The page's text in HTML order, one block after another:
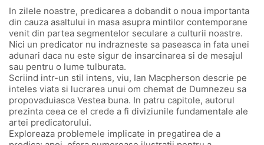
In zilele noastre, predicarea a dobandit o noua importanta
din cauza asaltului in masa asupra mintilor contemporane
venit din partea segmentelor seculare a culturii noastre.
Nici un predicator nu indrazneste sa paseasca in fata unei
adunari daca nu este sigur de insarcinarea si de mesajul
sau pentru o lume tulburata.
Scriind intr-un stil intens, viu, Ian Macpherson descrie pe
inteles viata si lucrarea unui om chemat de Dumnezeu sa
propovaduiasca Vestea buna. In patru capitole, autorul
prezinta ceea ce el crede a fi diviziunile fundamentale ale
artei predicatorului.
Exploreaza problemele implicate in pregatirea de a